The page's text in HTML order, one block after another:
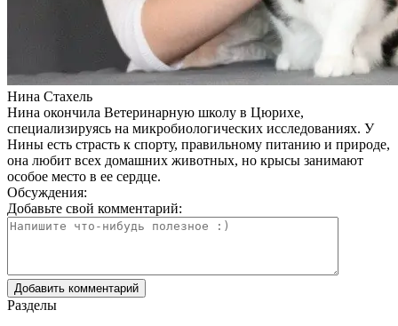
Нина Стахель
Нина окончила Ветеринарную школу в Цюрихе,
специализируясь на микробиологических исследованиях. У
Нины есть страсть к спорту, правильному питанию и природе,
она любит всех домашних животных, но крысы занимают
особое место в ее сердце.
Обсуждения:
Добавьте свой комментарий:
Разделы